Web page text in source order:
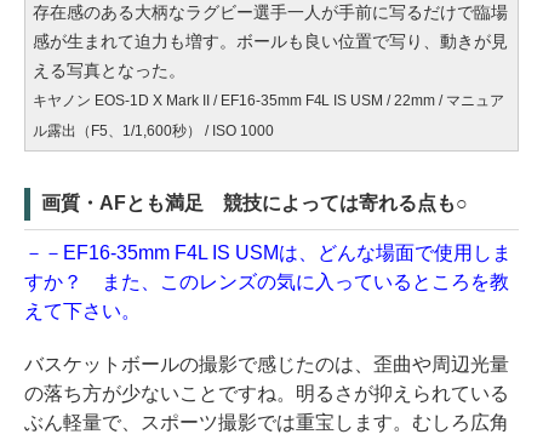
存在感のある大柄なラグビー選手一人が手前に写るだけで臨場
感が生まれて迫力も増す。ボールも良い位置で写り、動きが見
える写真となった。
キヤノン EOS-1D X Mark II / EF16-35mm F4L IS USM / 22mm / マニュア
ル露出（F5、1/1,600秒） / ISO 1000
画質・AFとも満足 競技によっては寄れる点も○
－－EF16-35mm F4L IS USMは、どんな場面で使用しま
すか？ また、このレンズの気に入っているところを教
えて下さい。
バスケットボールの撮影で感じたのは、歪曲や周辺光量
の落ち方が少ないことですね。明るさが抑えられている
ぶん軽量で、スポーツ撮影では重宝します。むしろ広角